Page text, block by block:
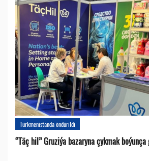
Türkmenistanda öndürildi
“Täç hil” Gruziýa bazaryna çykmak